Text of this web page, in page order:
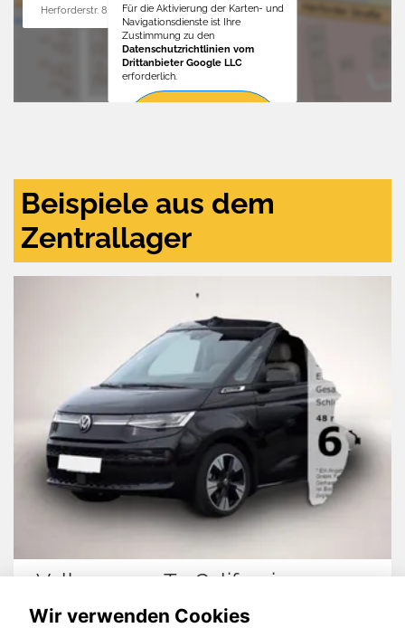
Herforderstr. 81, 32657 LemgoFür die Aktivierung der Karten- und
Navigationsdienste ist Ihre
Zustimmung zu den
Datenschutzrichtlinien vom
Drittanbieter Google LLC
erforderlich.
Beispiele aus dem
Zentrallager
Volkswagen T7 California
Wir verwenden Cookies